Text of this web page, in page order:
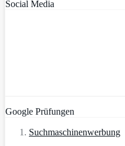
Social Media
Google Prüfungen
Suchmaschinenwerbung